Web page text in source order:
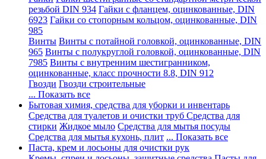
резьбой DIN 934 Гайки с фланцем, оцинкованные, DIN
6923 Гайки со стопорным кольцом, оцинкованные, DIN
985
Винты Винты с потайной головкой, оцинкованные, DIN
965 Винты с полукруглой головкой, оцинкованные, DIN
7985 Винты с внутренним шестигранником,
оцинкованные, класс прочности 8.8, DIN 912
Гвозди Гвозди строительные
... Показать все
Бытовая химия, средства для уборки и инвентарь
Средства для туалетов и очистки труб Средства для
стирки Жидкое мыло Средства для мытья посуды
Средства для мытья кухонь, плит ... Показать все
Паста, крем и лосьоны для очистки рук